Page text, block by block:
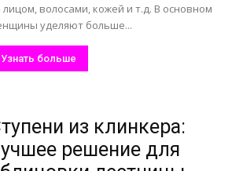
лицом, волосами, кожей и т.д. В основном
уделяют больше...
Узнать больше
из клинкера:
решение для